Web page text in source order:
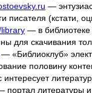
—
писателя (кстати,
— в библиотеке
для скачивания
— «Библиоклуб»
половину
портал литературы